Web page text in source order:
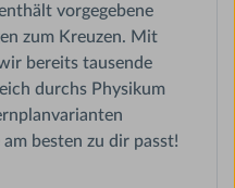
vorgegebene
zum Kreuzen. Mit
bereits tausende
durchs Physikum
besten zu dir passt!